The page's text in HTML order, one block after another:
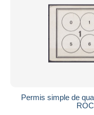
Permis simple de